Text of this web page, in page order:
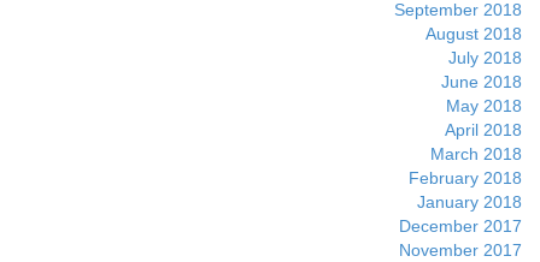
September 2018
August 2018
July 2018
June 2018
May 2018
April 2018
March 2018
February 2018
January 2018
December 2017
November 2017